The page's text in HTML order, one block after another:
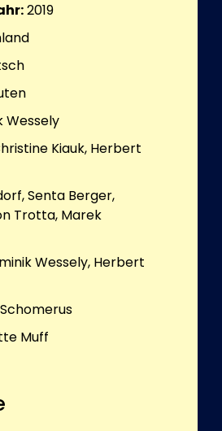
2019
Wessely
Kiauk, Herbert
Senta Berger,
Trotta, Marek
Wessely, Herbert
Muff